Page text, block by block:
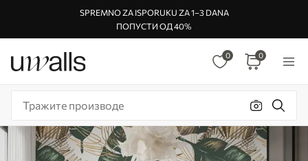
SPREMNO ZA ISPORUKU ZA 1–3 DANA
ПОПУСТИ ОД 40%
0 0